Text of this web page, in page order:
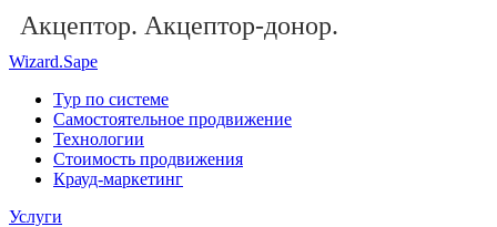
Акцептор. Акцептор-донор.
Wizard.Sape
Тур по системе
Самостоятельное продвижение
Технологии
Стоимость продвижения
Крауд-маркетинг
Услуги